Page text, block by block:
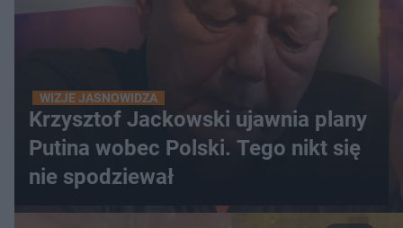
WIZJE JASNOWIDZA
Krzysztof Jackowski ujawnia plany
Putina wobec Polski. Tego nikt się
nie spodziewał